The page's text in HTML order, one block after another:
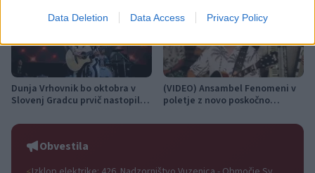
Data Deletion Data Access Privacy Policy
zabavne glasbe
Dunja Vrhovnik bo oktobra v
Slovenj Gradcu prvič nastopila
svojim bendom
(VIDEO) Ansambel Fenomeni v
poletje z novo poskočno
Obvestila